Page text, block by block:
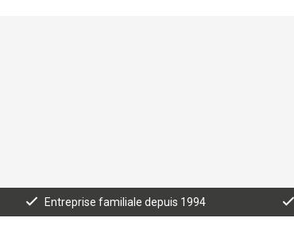
Entreprise familiale depuis 1994